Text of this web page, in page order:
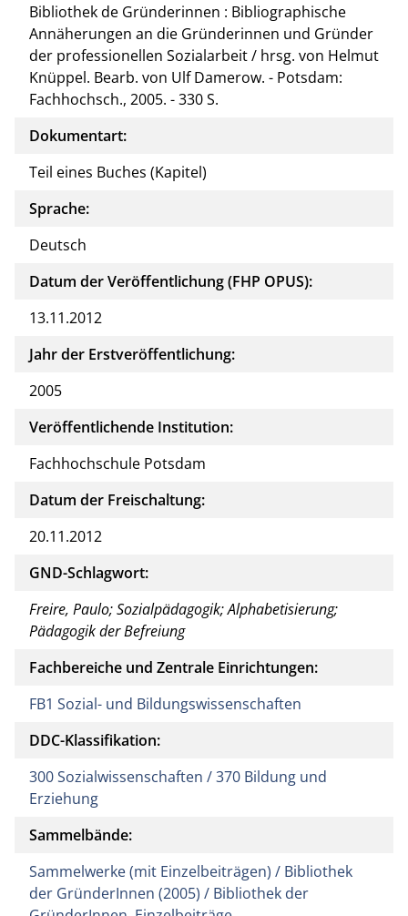
Bibliothek de Gründerinnen : Bibliographische
Annäherungen an die Gründerinnen und Gründer
der professionellen Sozialarbeit / hrsg. von Helmut
Knüppel. Bearb. von Ulf Damerow. - Potsdam:
Fachhochsch., 2005. - 330 S.
Dokumentart:
Teil eines Buches (Kapitel)
Sprache:
Deutsch
Datum der Veröffentlichung (FHP OPUS):
13.11.2012
Jahr der Erstveröffentlichung:
2005
Veröffentlichende Institution:
Fachhochschule Potsdam
Datum der Freischaltung:
20.11.2012
GND-Schlagwort:
Freire, Paulo; Sozialpädagogik; Alphabetisierung;
Pädagogik der Befreiung
Fachbereiche und Zentrale Einrichtungen:
FB1 Sozial- und Bildungswissenschaften
DDC-Klassifikation:
300 Sozialwissenschaften / 370 Bildung und
Erziehung
Sammelbände:
Sammelwerke (mit Einzelbeiträgen) / Bibliothek
der GründerInnen (2005) / Bibliothek der